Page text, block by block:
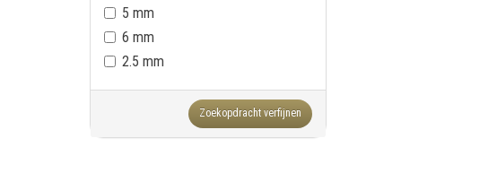
5 mm
6 mm
2.5 mm
Zoekopdracht verfijnen